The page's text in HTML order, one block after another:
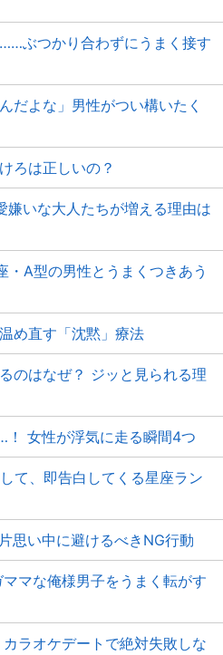
ぶつかり合わずにうまく接す
だよな」男性がつい構いたく
ろは正しいの？
いな大人たちが増える理由は
・A型の男性とうまくつきあう
め直す「沈黙」療法
のはなぜ？ ジッと見られる理
女性が浮気に走る瞬間4つ
て、即告白してくる星座ラン
思い中に避けるべきNG行動
マな俺様男子をうまく転がす
ラオケデートで絶対失敗しな